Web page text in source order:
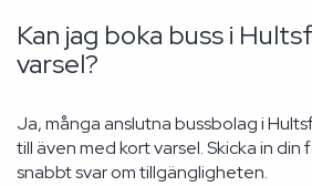
Kan jag boka buss i
varsel?
Ja, många anslutna bussbolag i
till även med kort varsel. Skicka in din
snabbt svar om tillgängligheten.